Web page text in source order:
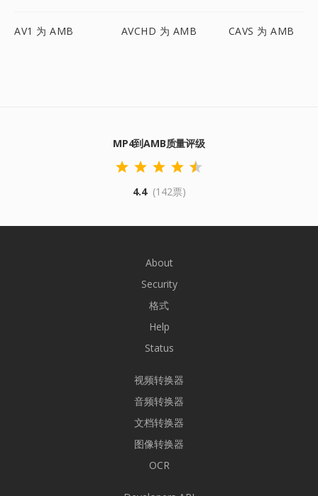
AV1 为 AMB AVCHD 为 AMB CAVS 为 AMB
MP4到AMB质量评级
4.4 (142票)
About
Security
格式
Help
Status
视频转换器
音频转换器
文档转换器
图像转换器
OCR